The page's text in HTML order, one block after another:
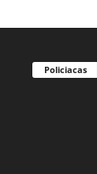
Policiacas